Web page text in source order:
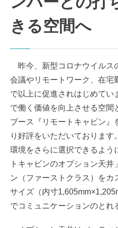
きる空間へ
昨今、新型コロナウイルス
会議やリモートワーク、在宅
で以上に促進されはじめてい
で働く価値を向上させる空間
ブース『リモートキャビン』
り好評をいただいておりま
環境をさらに選択できるよう
トキャビンのオプション天
ン（ファーストクラス）をカ
サイズ（内寸
でコミュニケーションのとれ